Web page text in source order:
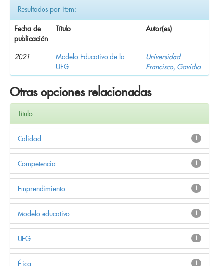
Resultados por ítem:
Fecha de
publicación
Título Autor(es)
2021
Modelo Educativo de la
UFG
Universidad
Francisco, Gavidia
Otras opciones relacionadas
Título
1
Calidad
1
Competencia
1
Emprendimiento
1
Modelo educativo
1
UFG
1
Ética